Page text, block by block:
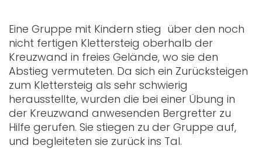
Eine Gruppe mit Kindern stieg über den noch
nicht fertigen Klettersteig oberhalb der
Kreuzwand in freies Gelände, wo sie den
Abstieg vermuteten. Da sich ein Zurücksteigen
zum Klettersteig als sehr schwierig
herausstellte, wurden die bei einer Übung in
der Kreuzwand anwesenden Bergretter zu
Hilfe gerufen. Sie stiegen zu der Gruppe auf,
und begleiteten sie zurück ins Tal.